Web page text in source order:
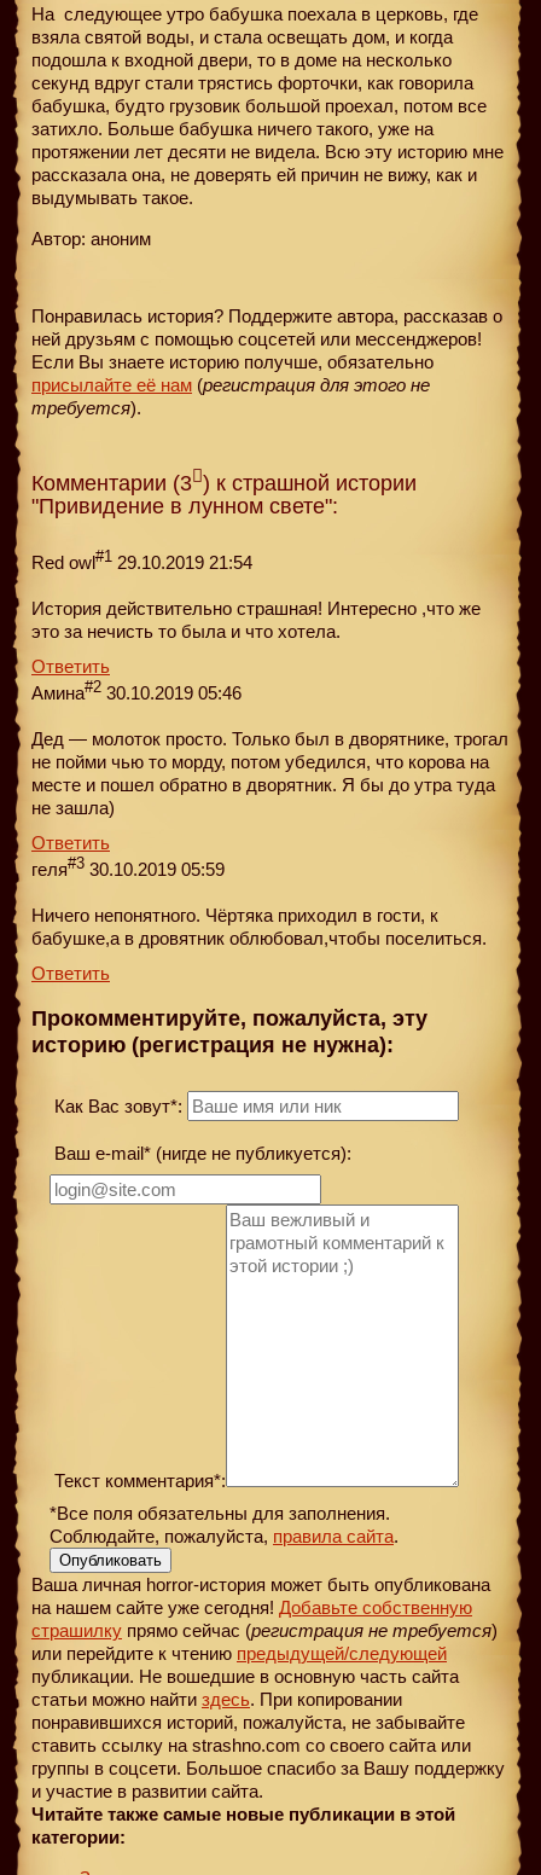
На следующее утро бабушка поехала в церковь, где
взяла святой воды, и стала освещать дом, и когда
подошла к входной двери, то в доме на несколько
секунд вдруг стали трястись форточки, как говорила
бабушка, будто грузовик большой проехал, потом все
затихло. Больше бабушка ничего такого, уже на
протяжении лет десяти не видела. Всю эту историю мне
рассказала она, не доверять ей причин не вижу, как и
выдумывать такое.
Автор: аноним
Понравилась история? Поддержите автора, рассказав о
ней друзьям с помощью соцсетей или мессенджеров!
Если Вы знаете историю получше, обязательно
присылайте её нам (регистрация для этого не
требуется).
Комментарии (3 ) к страшной истории
"Привидение в лунном свете":
Red owl#1 29.10.2019 21:54
История действительно страшная! Интересно ,что же
это за нечисть то была и что хотела.
Ответить
Амина#2 30.10.2019 05:46
Дед — молоток просто. Только был в дворятнике, трогал
не пойми чью то морду, потом убедился, что корова на
месте и пошел обратно в дворятник. Я бы до утра туда
не зашла)
Ответить
геля#3 30.10.2019 05:59
Ничего непонятного. Чёртяка приходил в гости, к
бабушке,а в дровятник облюбовал,чтобы поселиться.
Ответить
Прокомментируйте, пожалуйста, эту
историю (регистрация не нужна):
Как Вас зовут*:
Ваш e-mail* (нигде не публикуется):
Текст комментария*:
*Все поля обязательны для заполнения.
Соблюдайте, пожалуйста, правила сайта.
Опубликовать
Ваша личная horror-история может быть опубликована
на нашем сайте уже сегодня! Добавьте собственную
страшилку прямо сейчас (регистрация не требуется)
или перейдите к чтению предыдущей/следующей
публикации. Не вошедшие в основную часть сайта
статьи можно найти здесь. При копировании
понравившихся историй, пожалуйста, не забывайте
ставить ссылку на strashno.com со своего сайта или
группы в соцсети. Большое спасибо за Вашу поддержку
и участие в развитии сайта.
Читайте также самые новые публикации в этой
категории: